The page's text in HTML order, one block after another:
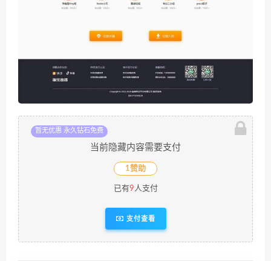
暂无优惠 永久钻石免费
当前隐藏内容需要支付
1赞助
已有9人支付
支付查看